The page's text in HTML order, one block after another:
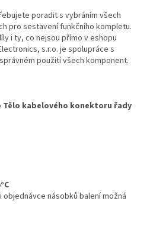
poradit s vybráním všech
pro sestavení funkčního kompletu.
i ty, co nejsou přímo v eshopu
s.r.o. je spolupráce s
použití všech komponent.
kabelového konektoru řady
objednávce násobků balení možná